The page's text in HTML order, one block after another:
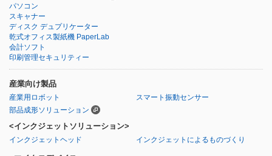
パソコン
スキャナー
ディスク デュプリケーター
乾式オフィス製紙機 PaperLab
会計ソフト
印刷管理セキュリティー
産業向け製品
産業用ロボット
スマート振動センサー
部品成形ソリューション
<インクジェットソリューション>
インクジェットヘッド インクジェットによるものづくり